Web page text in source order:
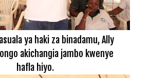
ya haki za binadamu, Ally
akichangia jambo kwenye
hafla hiyo.